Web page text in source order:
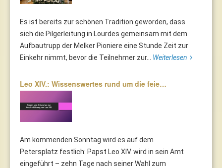
Es ist bereits zur schönen Tradition geworden, dass
sich die Pilgerleitung in Lourdes gemeinsam mit dem
Aufbautrupp der Melker Pioniere eine Stunde Zeit zur
Einkehr nimmt, bevor die Teilnehmer zur... Weiterlesen
Leo XIV.: Wissenswertes rund um die feie…
Am kommenden Sonntag wird es auf dem
Petersplatz festlich: Papst Leo XIV. wird in sein Amt
eingeführt – zehn Tage nach seiner Wahl zum